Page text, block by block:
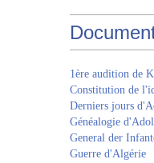
1ère audition de
Constitution de
Derniers jours
Généalogie
General der
Guerre d'Algérie